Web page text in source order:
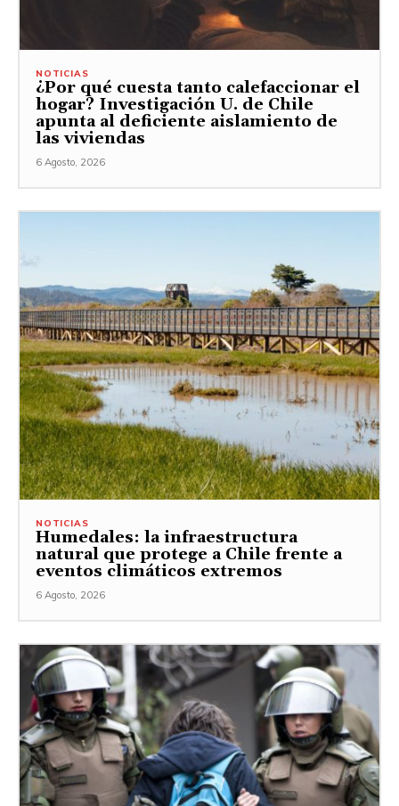
NOTICIAS
¿Por qué cuesta tanto calefaccionar el
hogar? Investigación U. de Chile
apunta al deficiente aislamiento de
las viviendas
6 Agosto, 2026
NOTICIAS
Humedales: la infraestructura
natural que protege a Chile frente a
eventos climáticos extremos
6 Agosto, 2026